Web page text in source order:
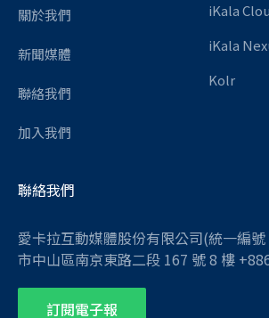
關於我們
新聞媒體
聯絡我們
加入我們
iKala
iKala
Kolr
聯絡我們
愛卡拉互動媒體股份有限公司(統一編
市中山區南京東路二段 167 號 8 樓
訂閱電子報